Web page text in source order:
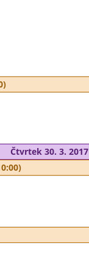
Čtvrtek 30. 3. 2017